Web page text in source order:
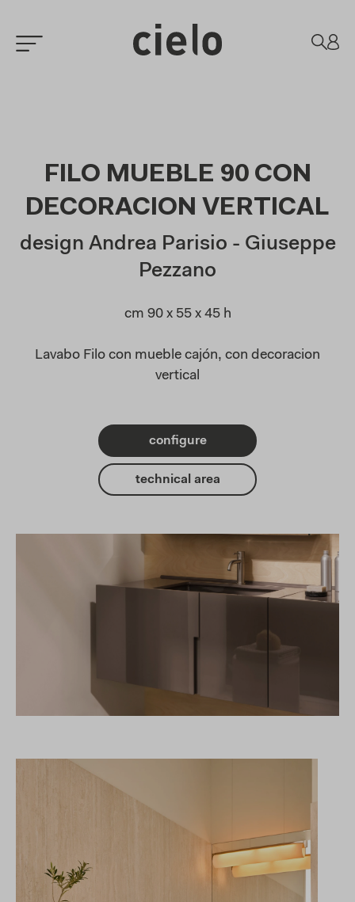
FILO MUEBLE 90 CON
DECORACION VERTICAL
design Andrea Parisio - Giuseppe
Pezzano
cm 90 x 55 x 45 h
Lavabo Filo con mueble cajón, con decoracion
vertical
configure
technical area